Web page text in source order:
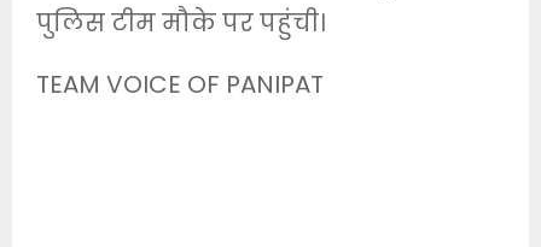
पुलिस टीम मौके पर पहुंची।
TEAM VOICE OF PANIPAT